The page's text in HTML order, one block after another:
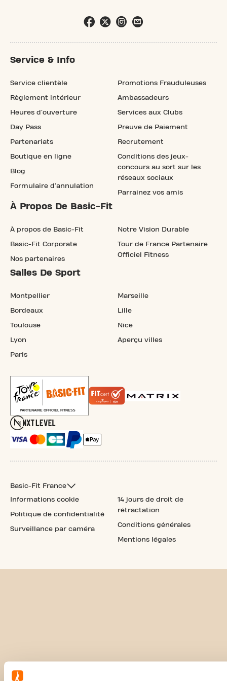
Service & Info
Service clientèle
Règlement intérieur
Heures d'ouverture
Day Pass
Partenariats
Boutique en ligne
Blog
Formulaire d'annulation
Promotions Frauduleuses
Ambassadeurs
Services aux Clubs
Preuve de Paiement
Recrutement
Conditions des jeux-
concours au sort sur les
réseaux sociaux
Parrainez vos amis
À Propos De Basic-Fit
À propos de Basic-Fit
Basic-Fit Corporate
Nos partenaires
Notre Vision Durable
Tour de France Partenaire
Officiel Fitness
Salles De Sport
Montpellier
Bordeaux
Toulouse
Lyon
Paris
Marseille
Lille
Nice
Aperçu villes
Basic-Fit France
Informations cookie
Politique de confidentialité
Surveillance par caméra
14 jours de droit de
rétractation
Conditions générales
Mentions légales